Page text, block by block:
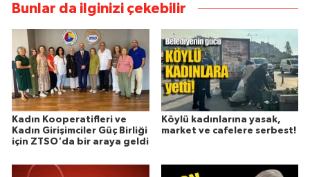
Bunlar da ilginizi çekebilir
Kadın Kooperatifleri ve
Kadın Girişimciler Güç Birliği
için ZTSO'da bir araya geldi
Köylü kadınlarına yasak,
market ve cafelere serbest!